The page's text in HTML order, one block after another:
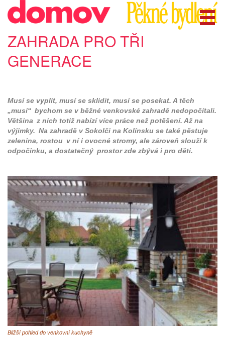
ZAHRADA PRO TŘI
GENERACE
Bližší pohled do venkovní kuchyně
Musí se vyplít, musí se sklidit, musí se posekat. A těch
„musí“ bychom se v běžné venkovské zahradě nedopočítali.
Většina z nich totiž nabízí více práce než potěšení. Až na
výjimky. Na zahradě v Sokolči na Kolínsku se také pěstuje
zelenina, rostou v ní i ovocné stromy, ale zároveň slouží k
odpočinku, a dostatečný prostor zde zbývá i pro děti.